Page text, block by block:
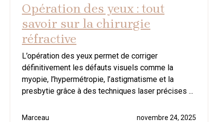
Opération des yeux : tout
savoir sur la chirurgie
réfractive
L’opération des yeux permet de corriger
définitivement les défauts visuels comme la
myopie, l’hypermétropie, l’astigmatisme et la
presbytie grâce à des techniques laser précises ...
Marceau novembre 24, 2025